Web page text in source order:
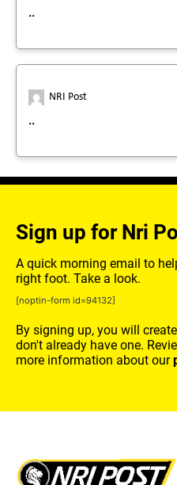
..
NRI Post
..
Sign up for Nri
A quick morning email to
right foot. Take a look.
[noptin-form id=94132]
By signing up, you will
don't already have one.
more information about our